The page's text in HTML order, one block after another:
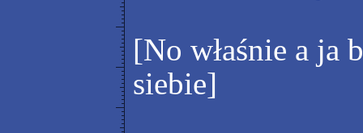
[No właśnie a ja
siebie]